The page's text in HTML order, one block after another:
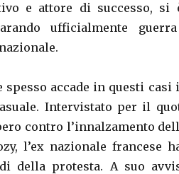
e attore di successo, si
ufficialmente
spesso accade in questi
Intervistato per il
contro l’innalzamento
l’ex nazionale francese
della protesta. A suo